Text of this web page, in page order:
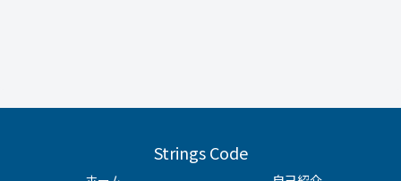
Strings Code